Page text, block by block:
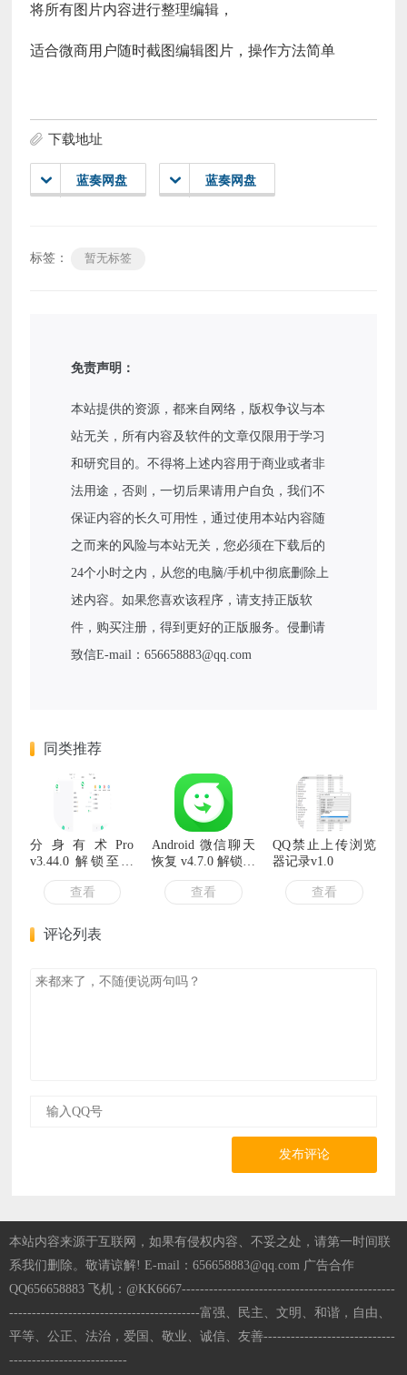
将所有图片内容进行整理编辑，
适合微商用户随时截图编辑图片，操作方法简单
下载地址
蓝奏网盘 蓝奏网盘
标签： 暂无标签
免责声明：
本站提供的资源，都来自网络，版权争议与本
站无关，所有内容及软件的文章仅限用于学习
和研究目的。不得将上述内容用于商业或者非
法用途，否则，一切后果请用户自负，我们不
保证内容的长久可用性，通过使用本站内容随
之而来的风险与本站无关，您必须在下载后的
24个小时之内，从您的电脑/手机中彻底删除上
述内容。如果您喜欢该程序，请支持正版软
件，购买注册，得到更好的正版服务。侵删请
致信E-mail：656658883@qq.com
同类推荐
分身有术Pro
v3.44.0 解锁至尊
Vip会员版
查看
Android 微信聊天
恢复 v4.7.0 解锁会
员免登陆
查看
QQ禁止上传浏览
器记录v1.0
查看
评论列表
发布评论
本站内容来源于互联网，如果有侵权内容、不妥之处，请第一时间联
系我们删除。敬请谅解! E-mail：656658883@qq.com 广告合作
QQ656658883 飞机：@KK6667-----------------------------------------------
------------------------------------------富强、民主、文明、和谐，自由、
平等、公正、法治，爱国、敬业、诚信、友善-----------------------------
--------------------------